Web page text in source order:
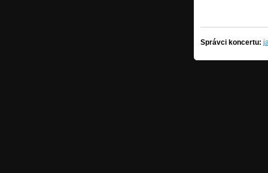
Správci koncertu: